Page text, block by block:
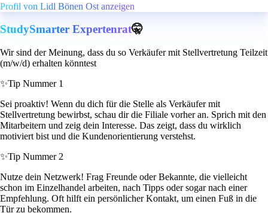
Profil von Lidl Bönen Ost anzeigen
StudySmarter Expertenrat🤫
Wir sind der Meinung, dass du so Verkäufer mit Stellvertretung Teilzeit
(m/w/d) erhalten könntest
✨Tip Nummer 1
Sei proaktiv! Wenn du dich für die Stelle als Verkäufer mit
Stellvertretung bewirbst, schau dir die Filiale vorher an. Sprich mit den
Mitarbeitern und zeig dein Interesse. Das zeigt, dass du wirklich
motiviert bist und die Kundenorientierung verstehst.
✨Tip Nummer 2
Nutze dein Netzwerk! Frag Freunde oder Bekannte, die vielleicht
schon im Einzelhandel arbeiten, nach Tipps oder sogar nach einer
Empfehlung. Oft hilft ein persönlicher Kontakt, um einen Fuß in die
Tür zu bekommen.